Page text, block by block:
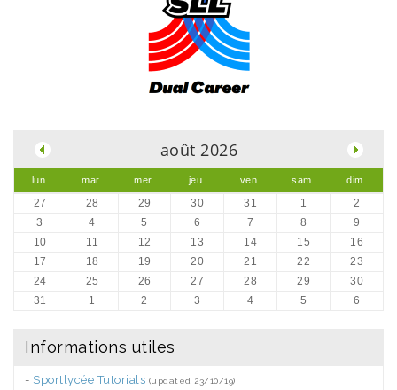
août 2026
lun. mar. mer. jeu. ven. sam. dim.
27 28 29 30 31 1
2
3
4 5 6 7 8
9
10
11 12 13 14 15
16
17
18 19 20 21 22
23
24
25 26 27 28 29
30
31
1 2 3 4 5 6
Informations utiles
- Sportlycée Tutorials (updated 23/10/19)